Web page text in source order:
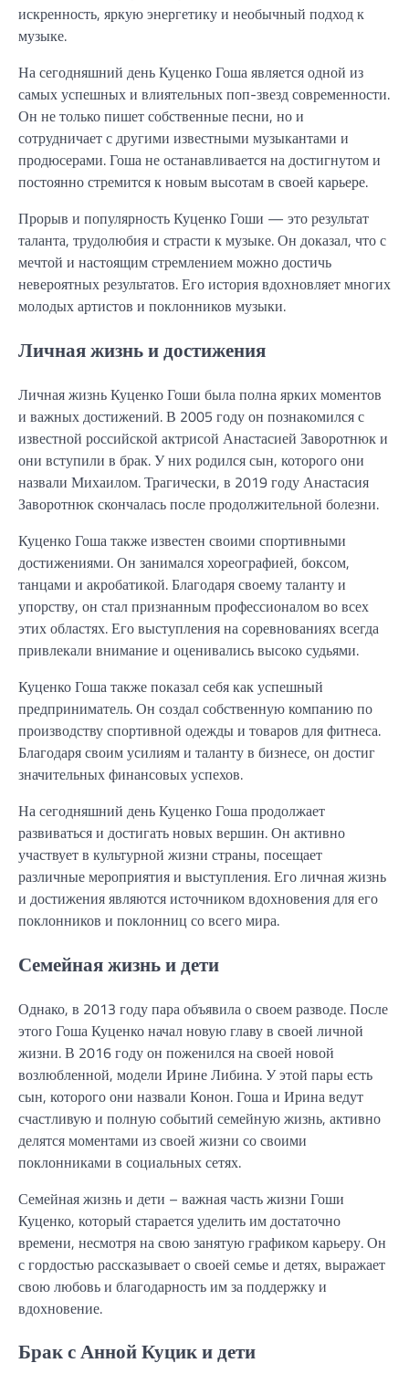
искренность, яркую энергетику и необычный подход к
музыке.
На сегодняшний день Куценко Гоша является одной из
самых успешных и влиятельных поп-звезд современности.
Он не только пишет собственные песни, но и
сотрудничает с другими известными музыкантами и
продюсерами. Гоша не останавливается на достигнутом и
постоянно стремится к новым высотам в своей карьере.
Прорыв и популярность Куценко Гоши — это результат
таланта, трудолюбия и страсти к музыке. Он доказал, что с
мечтой и настоящим стремлением можно достичь
невероятных результатов. Его история вдохновляет многих
молодых артистов и поклонников музыки.
Личная жизнь и достижения
Личная жизнь Куценко Гоши была полна ярких моментов
и важных достижений. В 2005 году он познакомился с
известной российской актрисой Анастасией Заворотнюк и
они вступили в брак. У них родился сын, которого они
назвали Михаилом. Трагически, в 2019 году Анастасия
Заворотнюк скончалась после продолжительной болезни.
Куценко Гоша также известен своими спортивными
достижениями. Он занимался хореографией, боксом,
танцами и акробатикой. Благодаря своему таланту и
упорству, он стал признанным профессионалом во всех
этих областях. Его выступления на соревнованиях всегда
привлекали внимание и оценивались высоко судьями.
Куценко Гоша также показал себя как успешный
предприниматель. Он создал собственную компанию по
производству спортивной одежды и товаров для фитнеса.
Благодаря своим усилиям и таланту в бизнесе, он достиг
значительных финансовых успехов.
На сегодняшний день Куценко Гоша продолжает
развиваться и достигать новых вершин. Он активно
участвует в культурной жизни страны, посещает
различные мероприятия и выступления. Его личная жизнь
и достижения являются источником вдохновения для его
поклонников и поклонниц со всего мира.
Семейная жизнь и дети
Однако, в 2013 году пара объявила о своем разводе. После
этого Гоша Куценко начал новую главу в своей личной
жизни. В 2016 году он поженился на своей новой
возлюбленной, модели Ирине Либина. У этой пары есть
сын, которого они назвали Конон. Гоша и Ирина ведут
счастливую и полную событий семейную жизнь, активно
делятся моментами из своей жизни со своими
поклонниками в социальных сетях.
Семейная жизнь и дети – важная часть жизни Гоши
Куценко, который старается уделить им достаточно
времени, несмотря на свою занятую графиком карьеру. Он
с гордостью рассказывает о своей семье и детях, выражает
свою любовь и благодарность им за поддержку и
вдохновение.
Брак с Анной Куцик и дети